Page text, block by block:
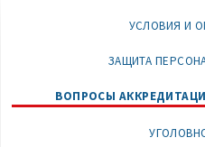
УСЛОВИЯ И
ЗАЩИТА
ВОПРОСЫ